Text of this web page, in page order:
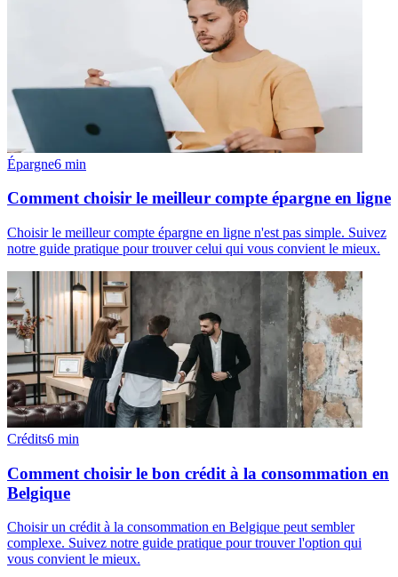
Épargne6 min
Comment choisir le meilleur compte épargne en ligne
Choisir le meilleur compte épargne en ligne n'est pas simple. Suivez
notre guide pratique pour trouver celui qui vous convient le mieux.
Crédits6 min
Comment choisir le bon crédit à la consommation en
Belgique
Choisir un crédit à la consommation en Belgique peut sembler
complexe. Suivez notre guide pratique pour trouver l'option qui
vous convient le mieux.